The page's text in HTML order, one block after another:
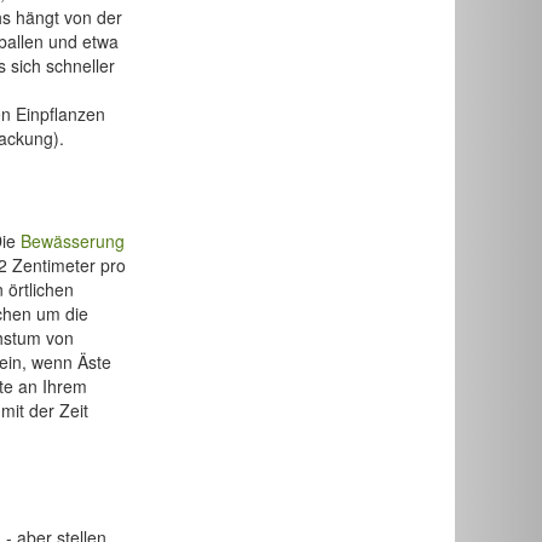
hängt von der
und etwa
sich schneller
Einpflanzen
Bewässerung
Zentimeter pro
örtlichen
um die
von
wenn Äste
an Ihrem
der Zeit
aber stellen